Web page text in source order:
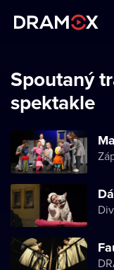
Zarejestruj się
Spoutaný
spektakle